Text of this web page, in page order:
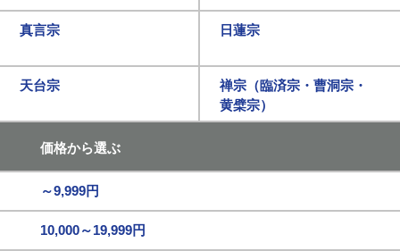
真言宗 日蓮宗
天台宗
禅宗（臨済宗・曹洞宗・
黄檗宗）
価格から選ぶ
～9,999円
10,000～19,999円